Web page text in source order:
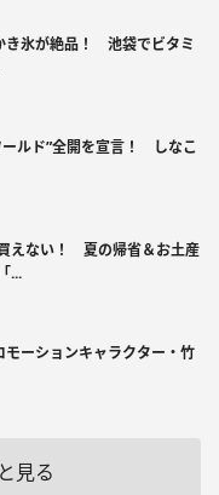
き氷が絶品！ 池袋でビタミ
ールド”全開を宣言！ しなこ
えない！ 夏の帰省＆お土産
...
モーションキャラクター・竹
見る